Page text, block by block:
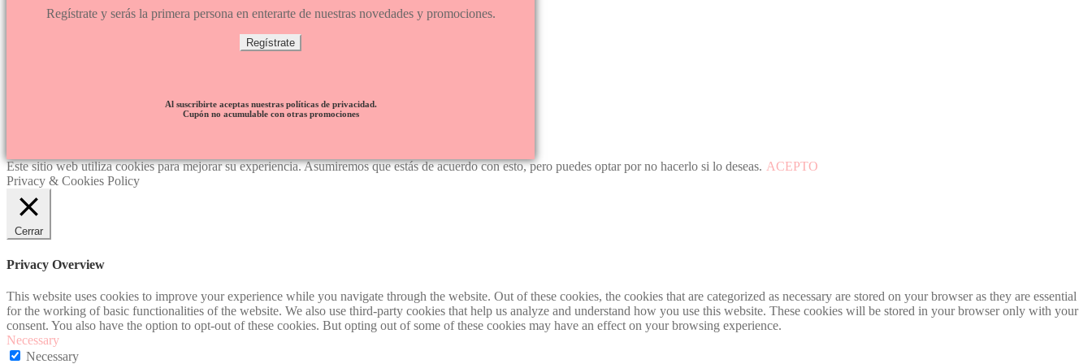
Regístrate y serás la primera persona en enterarte de nuestras novedades y promociones.
Regístrate
Al suscribirte aceptas nuestras políticas de privacidad.
Cupón no acumulable con otras promociones
Este sitio web utiliza cookies para mejorar su experiencia. Asumiremos que estás de acuerdo con esto, pero puedes optar por no hacerlo si lo deseas. ACEPTO
Privacy & Cookies Policy
Cerrar
Privacy Overview
This website uses cookies to improve your experience while you navigate through the website. Out of these cookies, the cookies that are categorized as necessary are stored on your browser as they are essential
for the working of basic functionalities of the website. We also use third-party cookies that help us analyze and understand how you use this website. These cookies will be stored in your browser only with your
consent. You also have the option to opt-out of these cookies. But opting out of some of these cookies may have an effect on your browsing experience.
Necessary
Necessary